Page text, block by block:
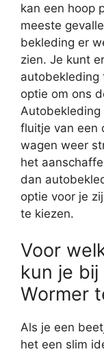
kan een hoop
meeste
bekleding er
zien. Je kunt
autobekleding
optie om ons
Autobekleding
fluitje van een
wagen weer
het
dan
optie voor je
te kiezen.
Voor
kun je
Wormer
Als je een
het een slim